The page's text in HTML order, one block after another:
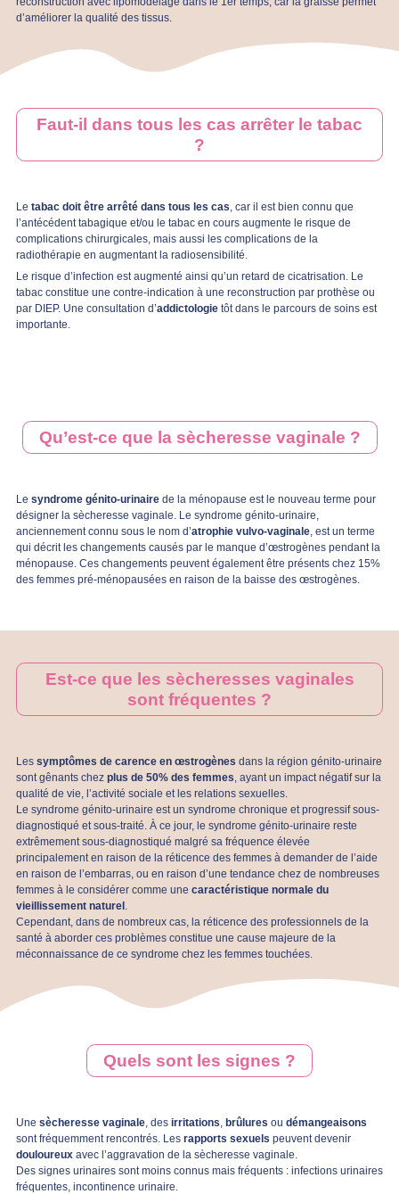
d’améliorer la qualité des tissus.
Faut-il dans tous les cas arrêter le tabac
?
Le tabac doit être arrêté dans tous les cas, car il est bien connu que
l’antécédent tabagique et/ou le tabac en cours augmente le risque de
complications chirurgicales, mais aussi les complications de la
radiothérapie en augmentant la radiosensibilité.
Le risque d’infection est augmenté ainsi qu’un retard de cicatrisation. Le
tabac constitue une contre-indication à une reconstruction par prothèse ou
par DIEP. Une consultation d’addictologie tôt dans le parcours de soins est
importante.
Qu’est-ce que la sècheresse vaginale ?
Le syndrome génito-urinaire de la ménopause est le nouveau terme pour
désigner la sècheresse vaginale. Le syndrome génito-urinaire,
anciennement connu sous le nom d’atrophie vulvo-vaginale, est un terme
qui décrit les changements causés par le manque d’œstrogènes pendant la
ménopause. Ces changements peuvent également être présents chez 15%
des femmes pré-ménopausées en raison de la baisse des œstrogènes.
Est-ce que les sècheresses vaginales
sont fréquentes ?
Les symptômes de carence en œstrogènes dans la région génito-urinaire
sont gênants chez plus de 50% des femmes, ayant un impact négatif sur la
qualité de vie, l’activité sociale et les relations sexuelles.
Le syndrome génito-urinaire est un syndrome chronique et progressif sous-
diagnostiqué et sous-traité. À ce jour, le syndrome génito-urinaire reste
extrêmement sous-diagnostiqué malgré sa fréquence élevée
principalement en raison de la réticence des femmes à demander de l’aide
en raison de l’embarras, ou en raison d’une tendance chez de nombreuses
femmes à le considérer comme une caractéristique normale du
vieillissement naturel .
Cependant, dans de nombreux cas, la réticence des professionnels de la
santé à aborder ces problèmes constitue une cause majeure de la
méconnaissance de ce syndrome chez les femmes touchées.
Quels sont les signes ?
Une sècheresse vaginale, des irritations, brûlures ou démangeaisons
sont fréquemment rencontrés. Les rapports sexuels peuvent devenir
douloureux avec l’aggravation de la sècheresse vaginale.
Des signes urinaires sont moins connus mais fréquents : infections urinaires
fréquentes, incontinence urinaire.